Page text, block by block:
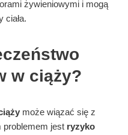
żywieniowymi i mogą
ciała.
w ciąży?
może wiązać się z
problemem jest ryzyko